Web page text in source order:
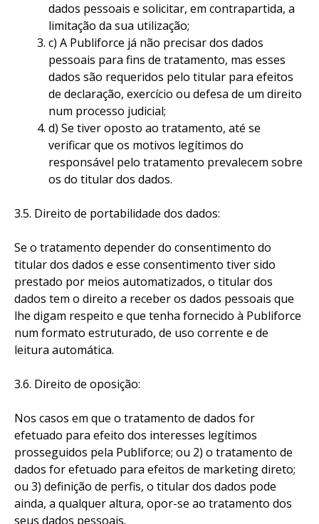
dados pessoais e solicitar, em contrapartida, a
limitação da sua utilização;
c) A Publiforce já não precisar dos dados
pessoais para fins de tratamento, mas esses
dados são requeridos pelo titular para efeitos
de declaração, exercício ou defesa de um direito
num processo judicial;
d) Se tiver oposto ao tratamento, até se
verificar que os motivos legítimos do
responsável pelo tratamento prevalecem sobre
os do titular dos dados.
3.5. Direito de portabilidade dos dados:
Se o tratamento depender do consentimento do
titular dos dados e esse consentimento tiver sido
prestado por meios automatizados, o titular dos
dados tem o direito a receber os dados pessoais que
lhe digam respeito e que tenha fornecido à Publiforce
num formato estruturado, de uso corrente e de
leitura automática.
3.6. Direito de oposição:
Nos casos em que o tratamento de dados for
efetuado para efeito dos interesses legítimos
prosseguidos pela Publiforce; ou 2) o tratamento de
dados for efetuado para efeitos de marketing direto;
ou 3) definição de perfis, o titular dos dados pode
ainda, a qualquer altura, opor-se ao tratamento dos
seus dados pessoais.